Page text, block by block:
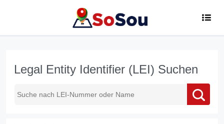
Legal Entity Identifier (LEI) Suchen